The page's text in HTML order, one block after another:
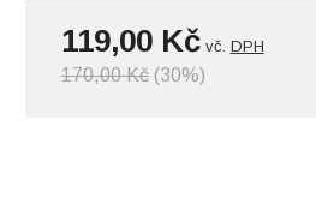
119,00 Kčvč. DPH
170,00 Kč(30%)